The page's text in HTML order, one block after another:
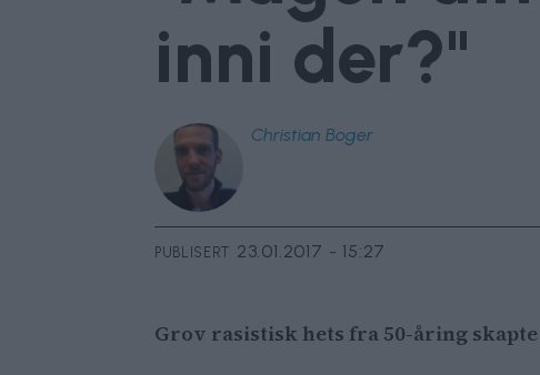
inni der?"
Christian Boger
PUBLISERT 23.01.2017 - 15:27
Grov rasistisk hets fra 50-åring